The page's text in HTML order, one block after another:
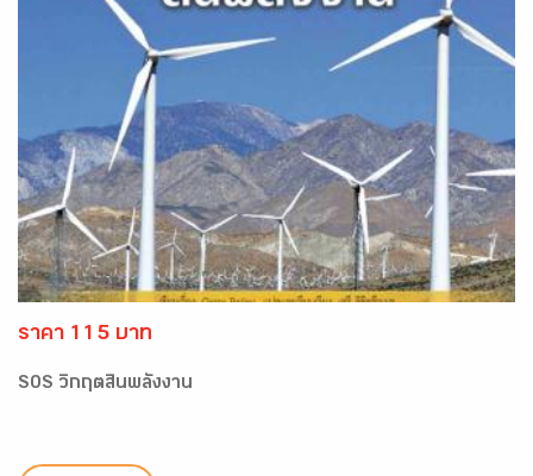
ราคา 115 บาท
SOS วิกฤตสิ้นพลังงาน